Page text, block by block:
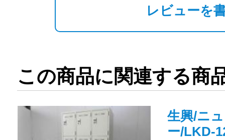
レビューを
この商品に関連する商
生興/ニ
ー/LKD-